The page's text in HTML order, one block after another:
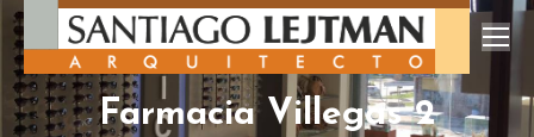
Farmacia Villegas 2